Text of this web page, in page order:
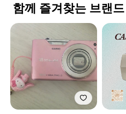
함께 즐겨찾는 브랜드